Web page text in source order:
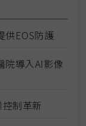
供EOS防護
院導入AI影像
制革新